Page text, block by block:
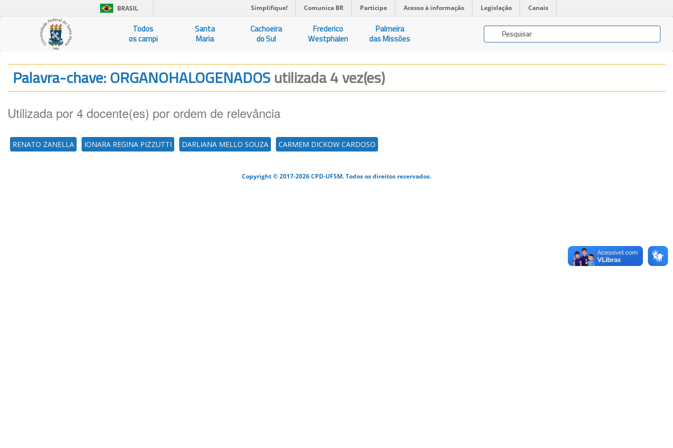
BRASIL Simplifique! Comunica BR Participe Acesso à informação Legislação Canais
Todos
os campi
Santa
Maria
Cachoeira
do Sul
Frederico
Westphalen
Palmeira
das Missões
Palavra-chave: ORGANOHALOGENADOSutilizada 4 vez(es)
Utilizada por 4 docente(es) por ordem de relevância
RENATO ZANELLA IONARA REGINA PIZZUTTI DARLIANA MELLO SOUZA CARMEM DICKOW CARDOSO
Copyright © 2017-2026 CPD-UFSM. Todos os direitos reservados.